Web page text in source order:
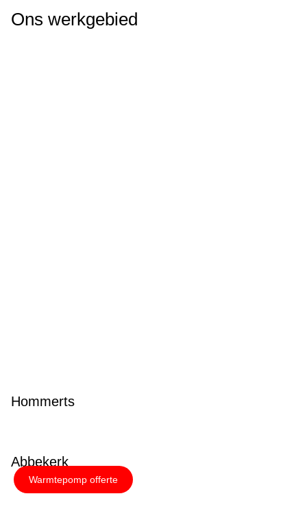
Ons werkgebied
Hommerts
Abbekerk
Warmtepomp offerte